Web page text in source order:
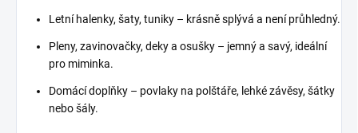
Letní halenky, šaty, tuniky – krásně splývá a není průhledný.
Pleny, zavinovačky, deky a osušky – jemný a savý, ideální
pro miminka.
Domácí doplňky – povlaky na polštáře, lehké závěsy, šátky
nebo šály.